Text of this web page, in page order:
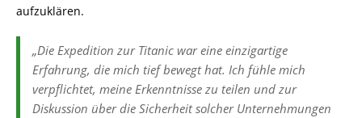
aufzuklären.
„Die Expedition zur Titanic war eine einzigartige
Erfahrung, die mich tief bewegt hat. Ich fühle mich
verpflichtet, meine Erkenntnisse zu teilen und zur
Diskussion über die Sicherheit solcher Unternehmungen